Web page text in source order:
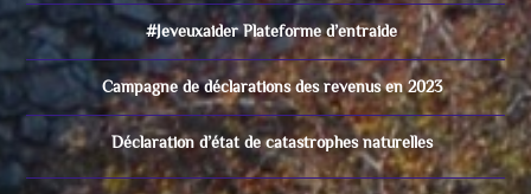
#Jeveuxaider Plateforme d’entraide
Campagne de déclarations des revenus en 2023
Déclaration d’état de catastrophes naturelles